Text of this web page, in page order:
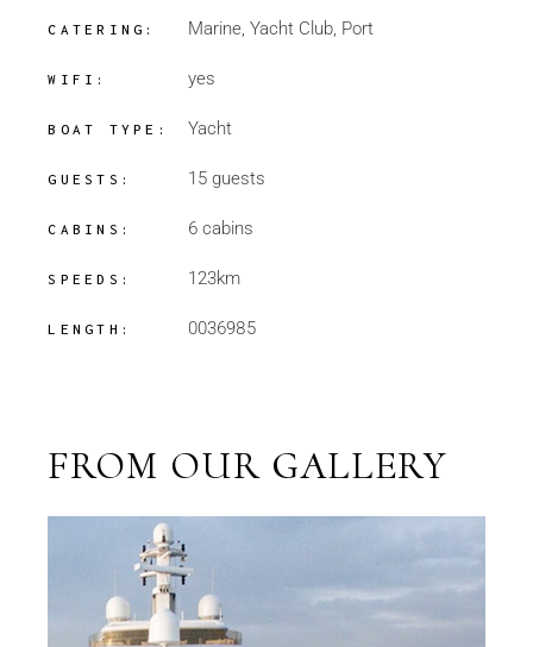
CATERING: Marine, Yacht Club, Port
WIFI: yes
BOAT TYPE: Yacht
GUESTS: 15 guests
CABINS: 6 cabins
SPEEDS: 123km
LENGTH: 0036985
FROM OUR GALLERY